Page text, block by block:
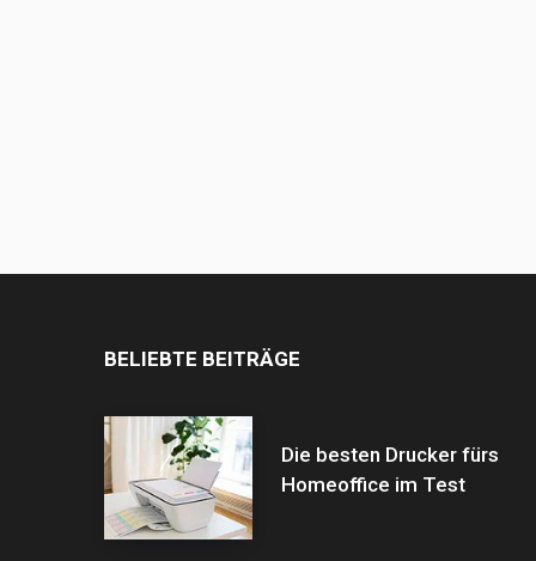
BELIEBTE BEITRÄGE
Die besten Drucker fürs
Homeoffice im Test